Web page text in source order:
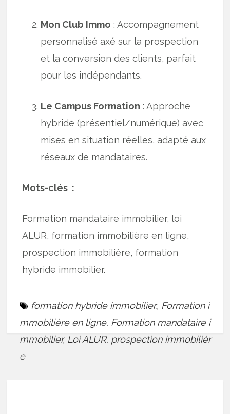
Mon Club Immo : Accompagnement
personnalisé axé sur la prospection
et la conversion des clients, parfait
pour les indépendants.
Le Campus Formation : Approche
hybride (présentiel/numérique) avec
mises en situation réelles, adapté aux
réseaux de mandataires.
Mots-clés :
Formation mandataire immobilier, loi
ALUR, formation immobilière en ligne,
prospection immobilière, formation
hybride immobilier.
formation hybride immobilier., Formation i
mmobilière en ligne, Formation mandataire i
mmobilier, Loi ALUR, prospection immobilièr
e